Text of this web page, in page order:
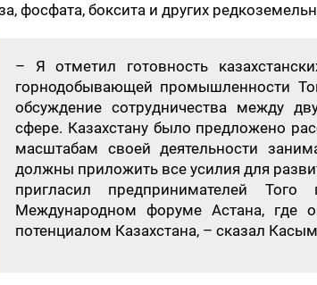
фосфата, боксита и других
– Я отметил готовность
горнодобывающей промышленности
обсуждение сотрудничества между
сфере. Казахстану было предложено
масштабам своей деятельности
должны приложить все усилия для
пригласил предпринимателей
Международном форуме Астана, где
потенциалом Казахстана, – сказал